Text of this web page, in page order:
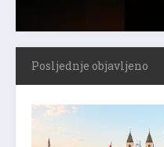
Posljednje objavljeno